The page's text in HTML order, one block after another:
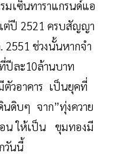
มเซ็นทาราแกรนด์แอ
ต่ปี 2521 ครบสัญญา
ช่วงนั้นหากจำ
ปีละ10ล้านบาท
ตัวอาคาร เป็นยุคที่
ดิบๆ จาก”ทุ่งควาย
น ให้เป็น ขุมทองมี
กวันนี้